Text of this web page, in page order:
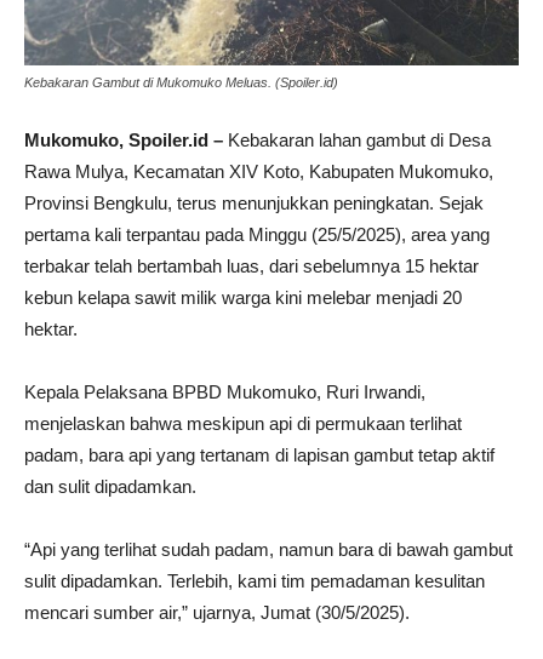
Kebakaran Gambut di Mukomuko Meluas. (Spoiler.id)
Mukomuko, Spoiler.id – Kebakaran lahan gambut di Desa
Rawa Mulya, Kecamatan XIV Koto, Kabupaten Mukomuko,
Provinsi Bengkulu, terus menunjukkan peningkatan. Sejak
pertama kali terpantau pada Minggu (25/5/2025), area yang
terbakar telah bertambah luas, dari sebelumnya 15 hektar
kebun kelapa sawit milik warga kini melebar menjadi 20
hektar.
Kepala Pelaksana BPBD Mukomuko, Ruri Irwandi,
menjelaskan bahwa meskipun api di permukaan terlihat
padam, bara api yang tertanam di lapisan gambut tetap aktif
dan sulit dipadamkan.
“Api yang terlihat sudah padam, namun bara di bawah gambut
sulit dipadamkan. Terlebih, kami tim pemadaman kesulitan
mencari sumber air,” ujarnya, Jumat (30/5/2025).